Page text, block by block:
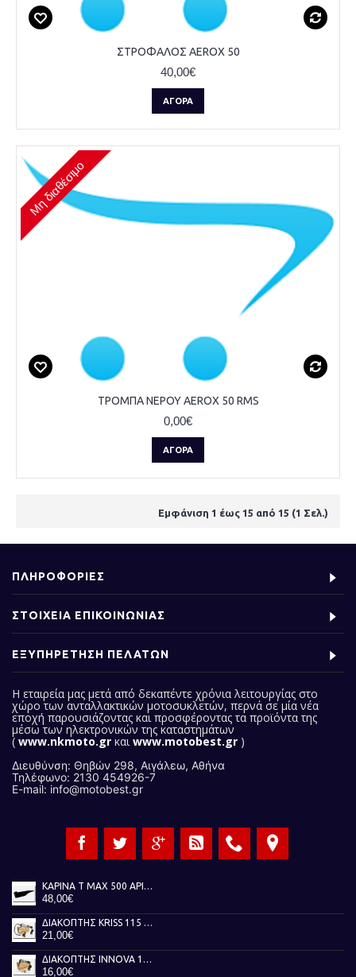
ΣΤΡΟΦΑΛΟΣ AEROX 50
40,00€
ΑΓΟΡΆ
Μη διαθέσιμο
ΤΡΟΜΠΑ ΝΕΡΟΥ AEROX 50 RMS
0,00€
ΑΓΟΡΆ
Εμφάνιση 1 έως 15 από 15 (1 Σελ.)
ΠΛΗΡΟΦΟΡΙΕΣ
ΣΤΟΙΧΕΙΑ ΕΠΙΚΟΙΝΩΝΙΑΣ
ΕΞΥΠΗΡΕΤΗΣΗ ΠΕΛΑΤΩΝ
Η εταιρεία μας μετά από δεκαπέντε χρόνια λειτουργίας στο
χώρο των ανταλλακτικών μοτοσυκλετών, περνά σε μία νέα
εποχή παρουσιάζοντας και προσφέροντας τα προϊόντα της
μέσω των ηλεκτρονικών της καταστημάτων
( www.nkmoto.gr και www.motobest.gr )
Διευθύνση: Θηβών 298, Αιγάλεω, Αθήνα
Τηλέφωνο: 2130 454926-7
E-mail: info@motobest.gr
ΚΑΡΙΝΑ T MAX 500 ΑΡΙΣΤΕΡΗ ΜΑΥΡΗ 01-07
48,00€
ΔΙΑΚΟΠΤΗΣ KRISS 115 TOBAKI
21,00€
ΔΙΑΚΟΠΤΗΣ INNOVA 125 TOBAKI
16,00€